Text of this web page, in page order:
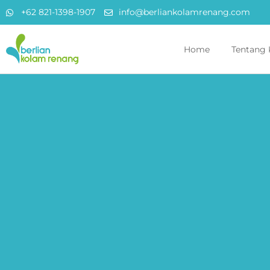
+62 821-1398-1907 info@berliankolamrenang.com
Home Tentang